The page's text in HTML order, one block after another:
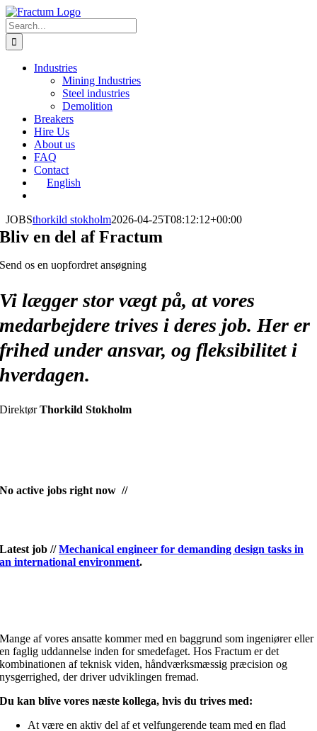
Skip
to
content
Search
for:
Industries
Mining Industries
Steel industries
Demolition
Breakers
Hire Us
About us
FAQ
Contact
English
JOBSthorkild stokholm2026-04-25T08:12:12+00:00
Bliv en del af Fractum
Send os en uopfordret ansøgning
Vi lægger stor vægt på, at vores
medarbejdere trives i deres job. Her er
frihed under ansvar, og fleksibilitet i
hverdagen.
DirektørThorkild Stokholm
No active jobs right now //
Latest job // Mechanical engineer for demanding design tasks in
an international environment.
Mange af vores ansatte kommer med en baggrund som ingeniører eller
en faglig uddannelse inden for smedefaget. Hos Fractum er det
kombinationen af teknisk viden, håndværksmæssig præcision og
nysgerrighed, der driver udviklingen fremad.
Du kan blive vores næste kollega, hvis du trives med:
At være en aktiv del af et velfungerende team med en flad